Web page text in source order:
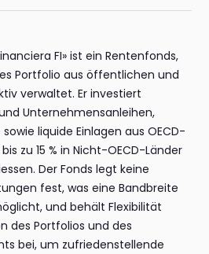
FI» ist ein Rentenfonds,
Portfolio aus öffentlichen und
verwaltet. Er investiert
Unternehmensanleihen,
liquide Einlagen aus OECD-
zu 15 % in Nicht-OECD-Länder
Der Fonds legt keine
fest, was eine Bandbreite
und behält Flexibilität
des Portfolios und des
bei, um zufriedenstellende